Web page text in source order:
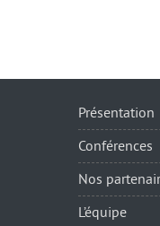
Présentation
Conférences
Nos
L’équipe